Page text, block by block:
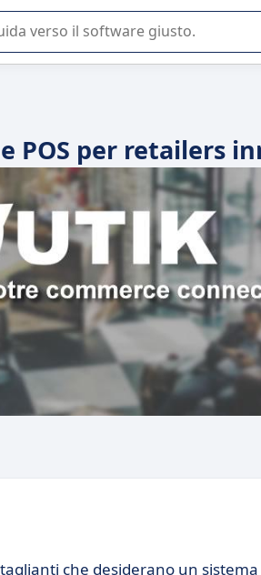
di un software SaaS per la vostra
POS per retailers
che desiderano un